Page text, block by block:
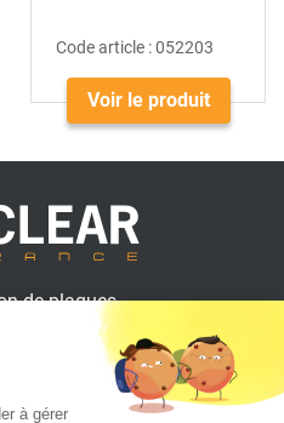
Code article :052203
Voir le produit
de plaques
composites
à gérer